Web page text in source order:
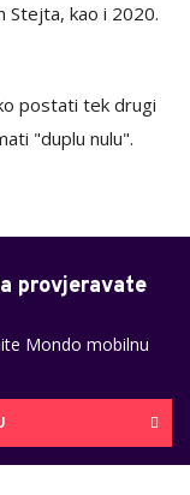
Stejta, kao i 2020.
postati tek drugi
"duplu nulu".
provjeravate
Mondo mobilnu